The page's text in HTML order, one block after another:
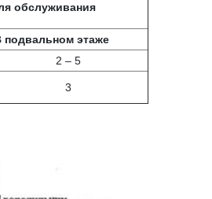
обслуживания
подвальном этаже
2 – 5
3